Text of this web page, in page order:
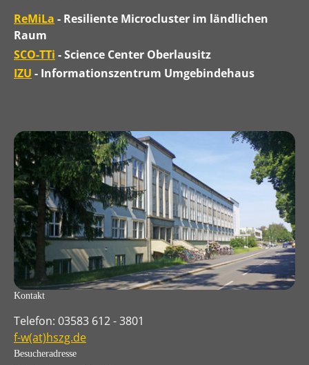
ReMiLa - Resiliente Microcluster im ländlichen
Raum
SCO-TTi - Science Center Oberlausitz
IZU - Informationszentrum Umgebindehaus
Kontakt
Telefon: 03583 612 - 3801
f-w(at)hszg.de
Besucheradresse